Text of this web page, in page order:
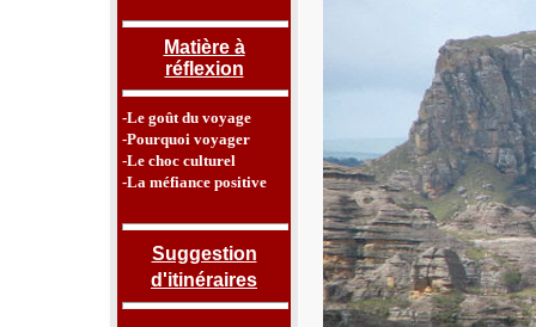
Matière à
réflexion
-Le goût du voyage
-Pourquoi voyager
-Le choc culturel
-La méfiance positive
Suggestion
d'itinéraires